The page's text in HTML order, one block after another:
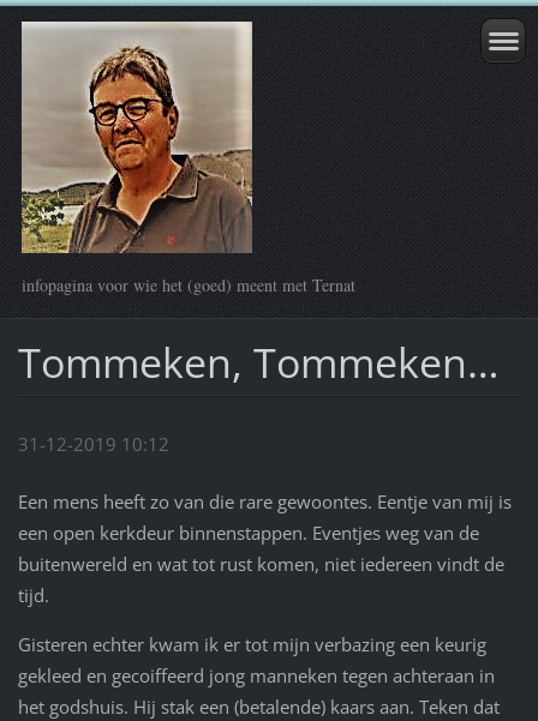
infopagina voor wie het (goed) meent met Ternat
Tommeken, Tommeken…
31-12-2019 10:12
Een mens heeft zo van die rare gewoontes. Eentje van mij is
een open kerkdeur binnenstappen. Eventjes weg van de
buitenwereld en wat tot rust komen, niet iedereen vindt de
tijd.
Gisteren echter kwam ik er tot mijn verbazing een keurig
gekleed en gecoiffeerd jong manneken tegen achteraan in
het godshuis. Hij stak een (betalende) kaars aan. Teken dat